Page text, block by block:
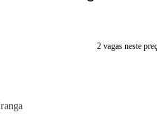
2 vagas neste